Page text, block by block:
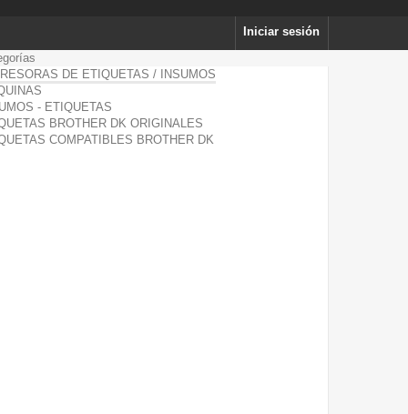
Iniciar sesión
DE ETIQUETAS / INSUMOS
- ETIQUETAS
BROTHER DK ORIGINALES
COMPATIBLES BROTHER DK